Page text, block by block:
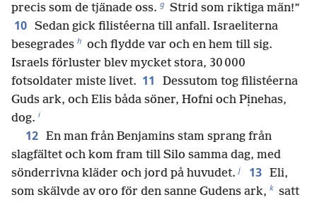
precis som de tjänade oss. g Strid som riktiga män!”
10 Sedan gick filistéerna till anfall. Israeliterna
besegrades h och flydde var och en hem till sig.
Israels förluster blev mycket stora, 30 000
fotsoldater miste livet. 11
Dessutom tog filistéerna
Guds ark, och Elis båda söner, Hofni och Pịnehas,
dog. i
12 En man från Benjamins stam sprang från
slagfältet och kom fram till Silo samma dag, med
sönderrivna kläder och jord på huvudet. j 13 Eli,
som skälvde av oro för den sanne Gudens ark, k satt